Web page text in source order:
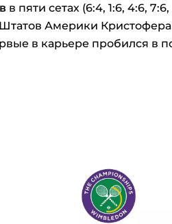
в пяти сетах (6:4, 1:6, 4:6,
Америки
в карьере пробился в